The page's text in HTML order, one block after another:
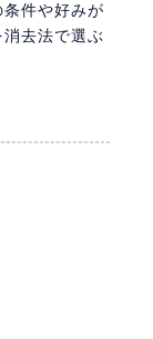
件や好みが
去法で選ぶ